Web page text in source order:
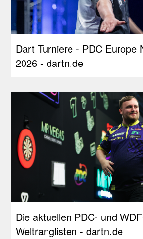
Dart Turniere - PDC Europe
2026 - dartn.de
Die aktuellen PDC- und
Weltranglisten - dartn.de